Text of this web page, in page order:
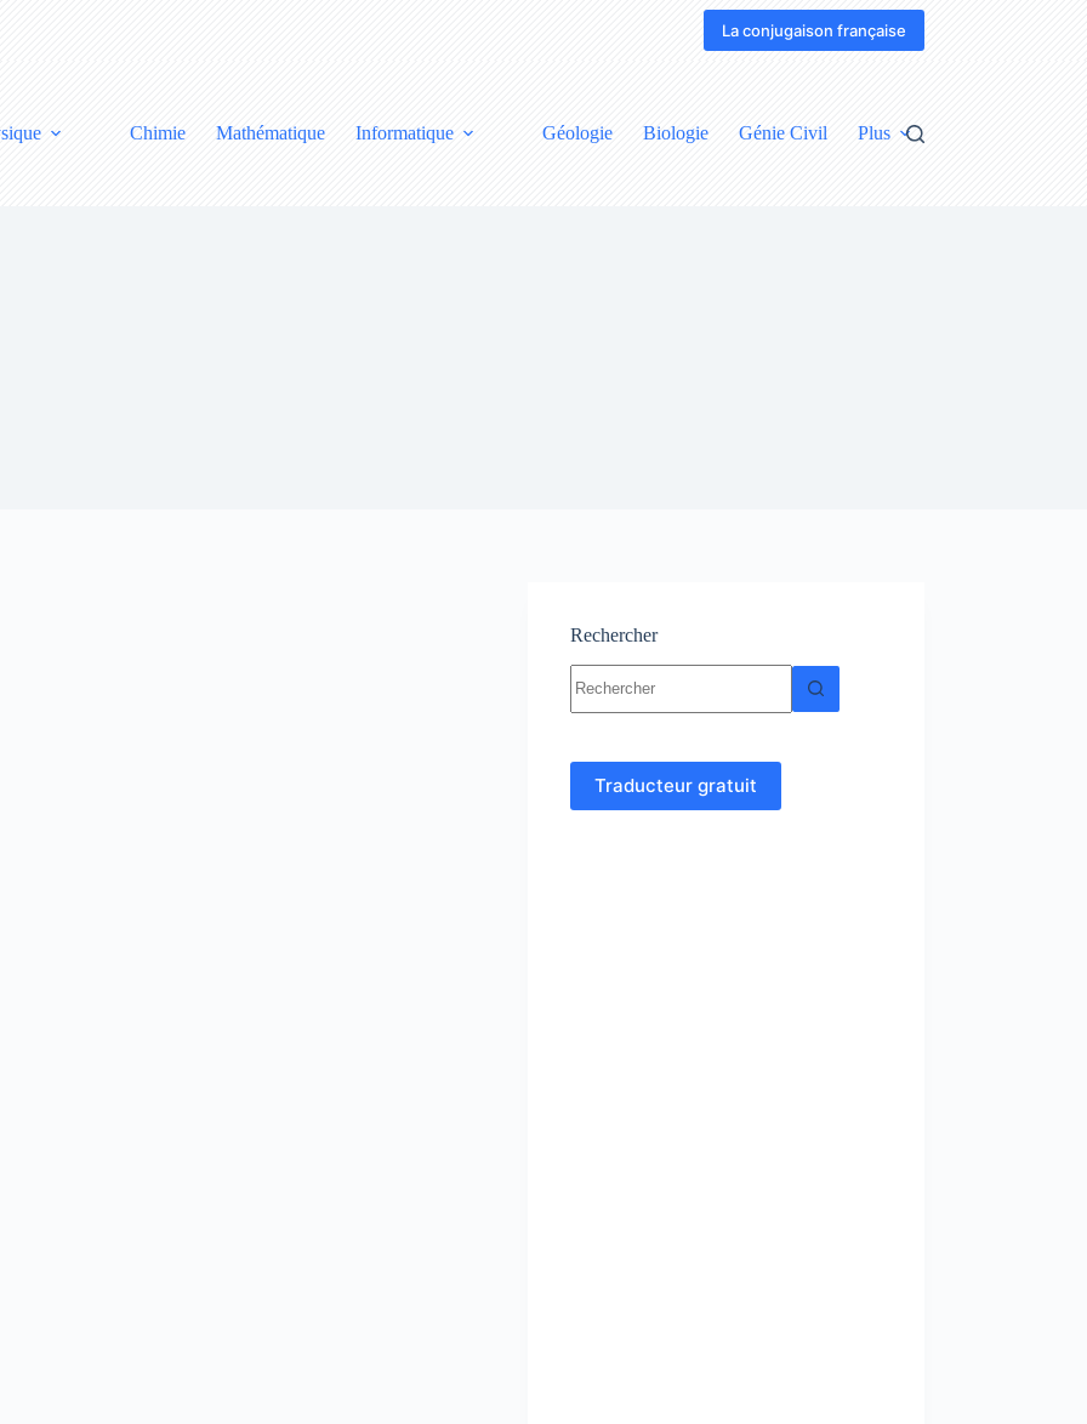
La conjugaison française
Chimie Mathématique Informatique Géologie Biologie Génie Civil Plus
Rechercher
résultat
Traducteur gratuit